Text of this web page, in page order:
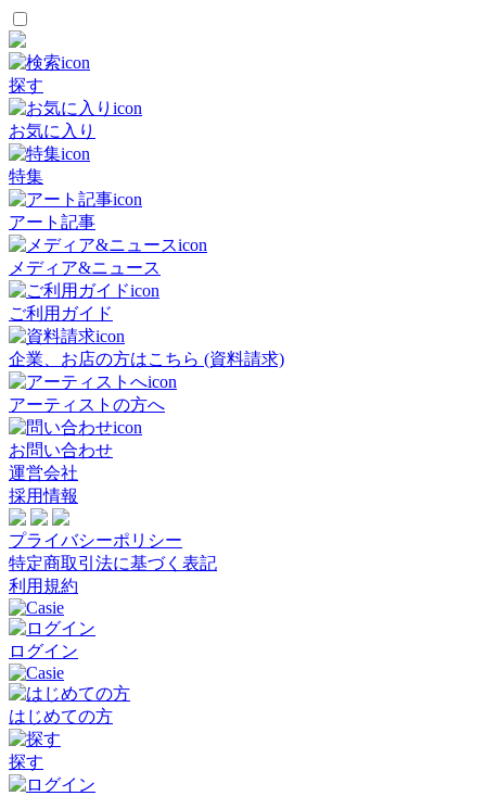
探す
お気に入り
特集
アート記事
メディア&ニュース
ご利用ガイド
企業、お店の方はこちら (資料請求)
アーティストの方へ
お問い合わせ
運営会社
採用情報
プライバシーポリシー
特定商取引法に基づく表記
利用規約
ログイン
はじめての方
探す